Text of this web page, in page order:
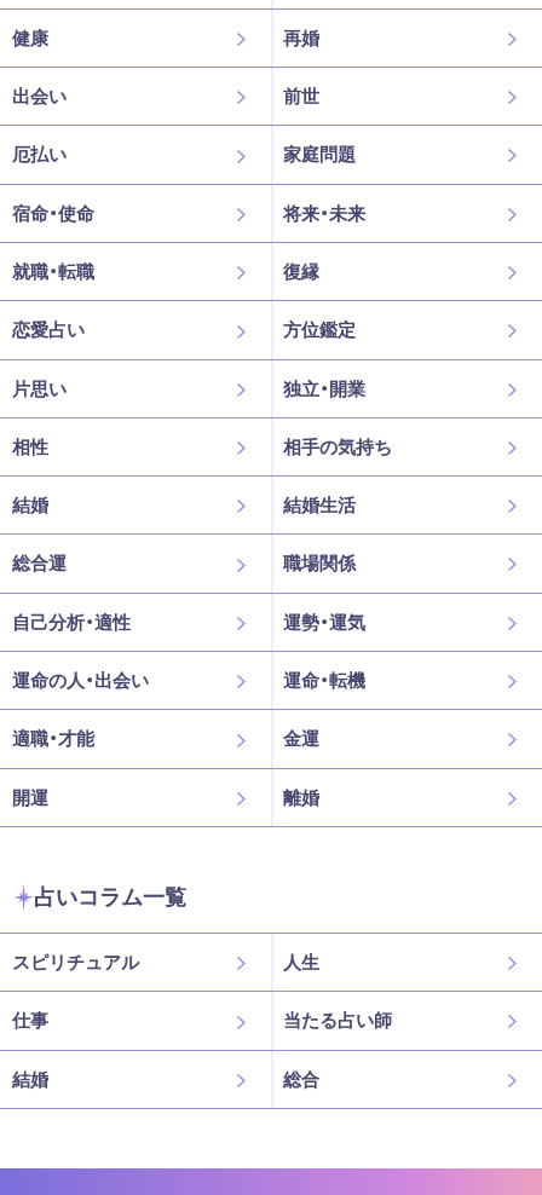
健康 再婚
出会い 前世
厄払い 家庭問題
宿命・使命 将来・未来
就職・転職 復縁
恋愛占い 方位鑑定
片思い 独立・開業
相性 相手の気持ち
結婚 結婚生活
総合運 職場関係
自己分析・適性 運勢・運気
運命の人・出会い 運命・転機
適職・才能 金運
開運 離婚
占いコラム一覧
スピリチュアル 人生
仕事 当たる占い師
結婚 総合